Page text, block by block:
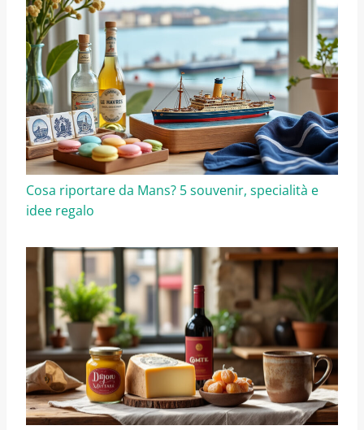
Cosa riportare da Mans? 5 souvenir, specialità e
idee regalo